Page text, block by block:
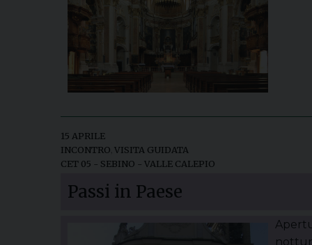
15 APRILE
INCONTRO VISITA GUIDATA
CET 05 - SEBINO - VALLE CALEPIO
Passi in Paese